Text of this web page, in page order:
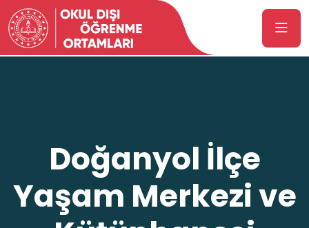
Doğanyol İlçe
Yaşam Merkezi ve